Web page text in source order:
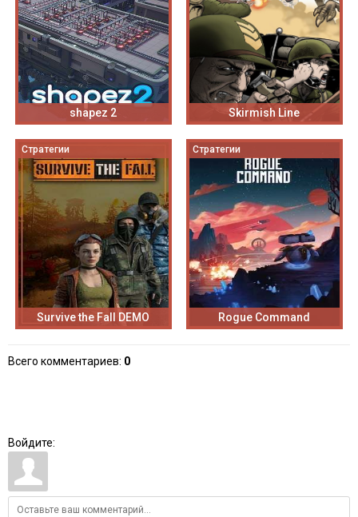
shapez 2 Skirmish Line
Стратегии
Survive the Fall DEMO
Стратегии
Rogue Command
Всего комментариев: 0
Войдите: